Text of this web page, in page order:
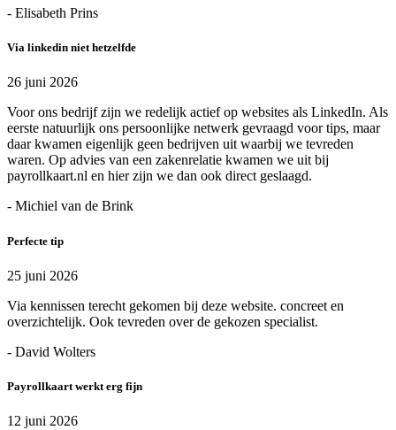
- Elisabeth Prins
Via linkedin niet hetzelfde
26 juni 2026
Voor ons bedrijf zijn we redelijk actief op websites als LinkedIn. Als
eerste natuurlijk ons persoonlijke netwerk gevraagd voor tips, maar
daar kwamen eigenlijk geen bedrijven uit waarbij we tevreden
waren. Op advies van een zakenrelatie kwamen we uit bij
payrollkaart.nl en hier zijn we dan ook direct geslaagd.
- Michiel van de Brink
Perfecte tip
25 juni 2026
Via kennissen terecht gekomen bij deze website. concreet en
overzichtelijk. Ook tevreden over de gekozen specialist.
- David Wolters
Payrollkaart werkt erg fijn
12 juni 2026